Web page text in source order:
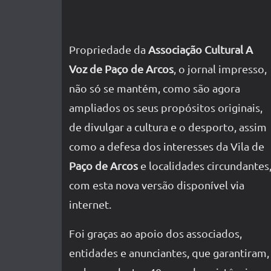
Propriedade da Associação Cultural A
Voz de Paço de Arcos , o jornal impresso,
não só se mantém, como são agora
ampliados os seus propósitos originais,
de divulgar a cultura e o desporto, assim
como a defesa dos interesses da Vila de
Paço de Arcos e localidades circundantes,
com esta nova versão disponível via
internet.
Foi graças ao apoio dos associados,
entidades e anunciantes, que garantiram,